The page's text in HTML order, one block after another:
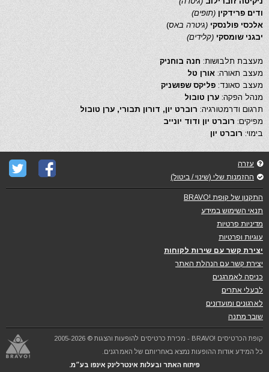
ודים פרידקין (תופים)
אלכסי פולנסקי (גיטרה באס)
יבגני שומסקי (קלידים)
מעצבת תלבושות: חנה בוחניק
מעצב תאורה: אורן טל
מעצב סאונד: פליקס שפושניק
מנהל הפקה: ערן טובול
תרגום ודרמטורגיה: רוברט יון, דורון תבורי, ערן טובול
מפיקים: רוברט יון ודוד יונייב
בימוי: רוברט יון
עזרה
ההזמנות שלי (שינוי / ביטול)
התקנון של קופת !BRAVO
תנאי השימוש במידע
מדיניות פרטיות
עוגיות ופרטיות
יצירת קשר עם שירות לקוחות
יצירת קשר עם הנהלת האתר
כניסה לאמרגנים
לבעלי אתרים
לארגונים ומועדונים
שובר מתנה
קופת הכרטיסים !BRAVO - מכירת כרטיסים להופעות והצגות © 2005-2026
כל המידע אודות ההופעות נמצא באחריותם של האמרגנים.
פיתוח האתר ובעלות אינטרלינק אינפו בע״מ.